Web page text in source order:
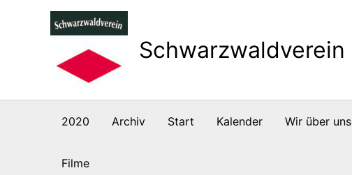
Schwarzwaldverein
2020 Archiv Start Kalender Wir über uns
Filme